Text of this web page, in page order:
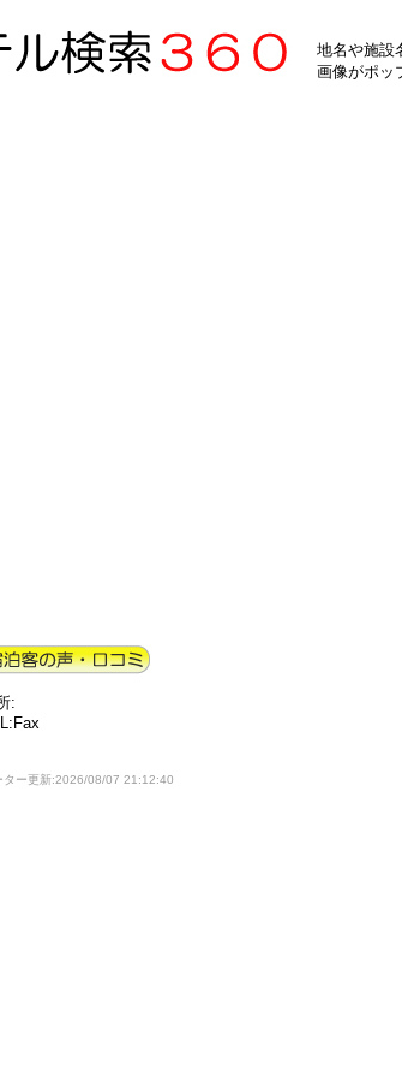
地名や施設
画像がポッ
:
ター更新:2026/08/07 21:12:40